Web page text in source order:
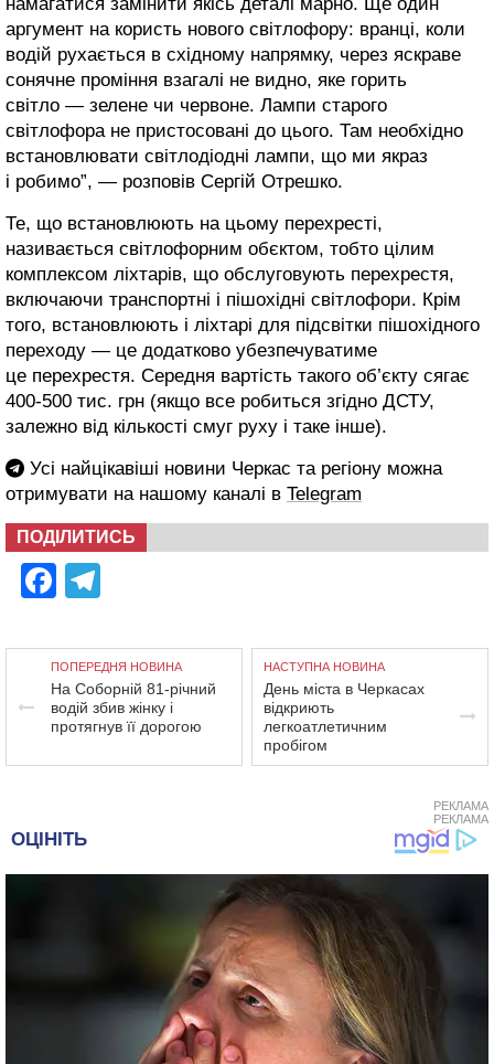
аргумент на користь нового світлофору: вранці, коли
водій рухається в східному напрямку, через яскраве
сонячне проміння взагалі не видно, яке горить
світло — зелене чи червоне. Лампи старого
світлофора не пристосовані до цього. Там необхідно
встановлювати світлодіодні лампи, що ми якраз
і робимо”, — розповів Сергій Отрешко.
Те, що встановлюють на цьому перехресті,
називається світлофорним обєктом, тобто цілим
комплексом ліхтарів, що обслуговують перехрестя,
включаючи транспортні і пішохідні світлофори. Крім
того, встановлюють і ліхтарі для підсвітки пішохідного
переходу — це додатково убезпечуватиме
це перехрестя. Середня вартість такого об’єкту сягає
400-500 тис. грн (якщо все робиться згідно ДСТУ,
залежно від кількості смуг руху і таке інше).
Усі найцікавіші новини Черкас та регіону можна
отримувати на нашому каналі в Telegram
ПОДІЛИТИСЬ
Facebook
ПОПЕРЕДНЯ НОВИНА
На Соборній 81-річний
водій збив жінку і
протягнув її дорогою
НАСТУПНА НОВИНА
День міста в Черкасах
відкриють
легкоатлетичним
пробігом
РЕКЛАМА
РЕКЛАМА